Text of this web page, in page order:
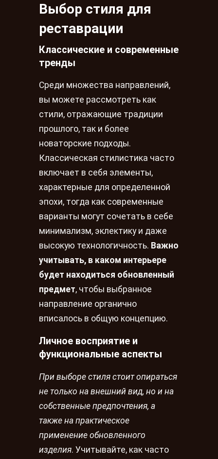
Выбор стиля для
реставрации
Классические и современные
тренды
Среди множества направлений,
вы можете рассмотреть как
стили, отражающие традиции
прошлого, так и более
новаторские подходы.
Классическая стилистика часто
включает в себя элементы,
характерные для определенной
эпохи, тогда как современные
варианты могут сочетать в себе
минимализм, эклектику и даже
высокую технологичность. Важно
учитывать, в каком интерьере
будет находиться обновленный
предмет, чтобы выбранное
направление органично
вписалось в общую концепцию.
Личное восприятие и
функциональные аспекты
При выборе стиля стоит опираться
не только на внешний вид, но и на
собственные предпочтения, а
также на практическое
применение обновленного
изделия. Учитывайте, как часто